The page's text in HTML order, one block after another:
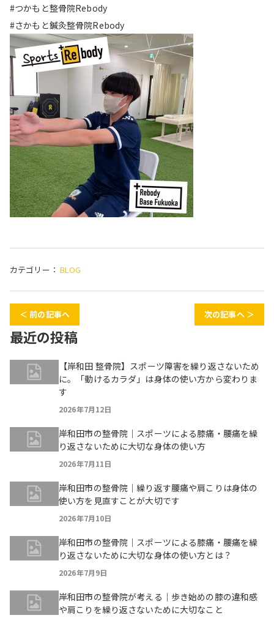
#つかもと整骨院Rebody
#さかもと鍼灸整骨院Rebody
カテゴリー： BLOG
＜ 前の記事へ 次の記事へ ＞
最近の投稿
【岸和田 整骨院】スポーツ障害を繰り返さないため
に。「動けるカラダ」は身体の使い方から変わりま
す
2026年7月12日
岸和田市の整骨院｜スポーツによる膝痛・腰痛を繰
り返さないために大切な身体の使い方
2026年7月11日
岸和田市の整骨院｜繰り返す腰痛や肩こりは身体の
使い方を見直すことが大切です
2026年7月10日
岸和田市の整骨院｜スポーツによる膝痛・腰痛を繰
り返さないために大切な身体の使い方とは？
2026年7月9日
岸和田市の整骨院が考える｜歩き始めの膝の違和感
や肩こりを繰り返さないために大切なこと